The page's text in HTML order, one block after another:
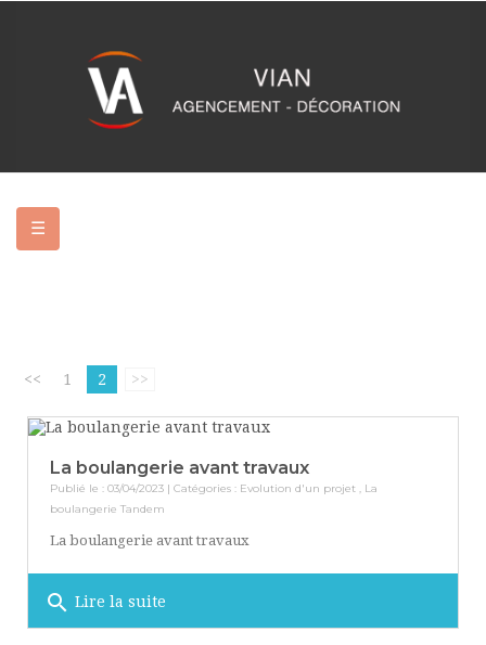
Basculer
☰
<< 1 2 >>
La boulangerie avant travaux
Publié le : 03/04/2023 | Catégories : Evolution d'un projet , La
boulangerie Tandem
La boulangerie avant travaux
search Lire la suite